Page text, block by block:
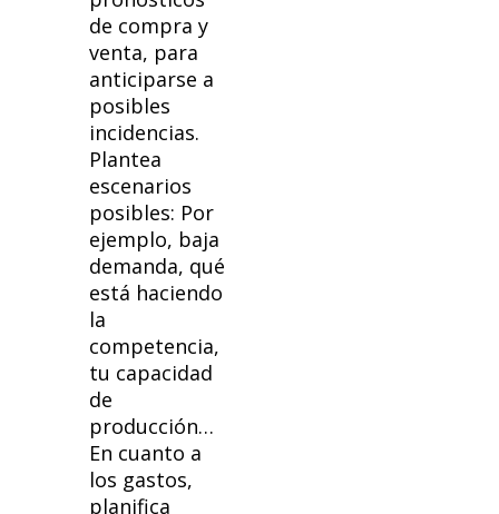
de compra y
venta, para
anticiparse a
posibles
incidencias.
Plantea
escenarios
posibles: Por
ejemplo, baja
demanda, qué
está haciendo
la
competencia,
tu capacidad
de
producción…
En cuanto a
los gastos,
planifica